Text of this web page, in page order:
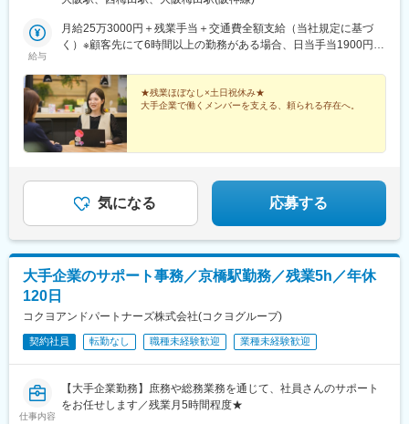
えています。自分時間を大切にしたい方、家庭との両立を目指す
方など、それぞれの想いを大事にしながら働けます。◎年休120
区大深町5番54号 グラングリーン大阪 パークタワー 14階※受動喫
煙対策：オフィス内禁煙
給与
月給25万3000円＋残業手当＋交通費全額支給（当社規定に基づ
く）※顧客先にて6時間以上の勤務がある場合、日当手当1900円を
★残業ほぼなし×土日祝休み★
大手企業で働くメンバーを支える、頼られる存在へ。
気になる 応募する
大手企業のサポート事務／京橋駅勤務／残業5h／年休
120日
コクヨアンドパートナーズ株式会社(コクヨグループ)
契約社員 転勤なし 職種未経験歓迎 業種未経験歓迎
仕事内容
【大手企業勤務】庶務や総務業務を通じて、社員さんのサポート
をお任せします／残業月5時間程度★